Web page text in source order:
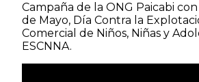
Campaña de la ONG Paicabi
de Mayo, Día Contra la
Comercial de Niños, Niñas y
ESCNNA.